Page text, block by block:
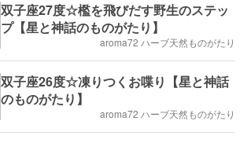
双子座27度☆檻を飛びだす野生のステッ
プ【星と神話のものがたり】
aroma72 ハーブ天然ものがたり
双子座26度☆凍りつくお喋り【星と神話
のものがたり】
aroma72 ハーブ天然ものがたり